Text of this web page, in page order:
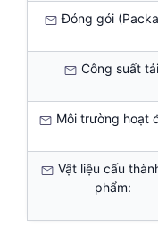
Đóng gói
Công suất
Môi trường hoạt
Vật liệu cấu
phẩm: